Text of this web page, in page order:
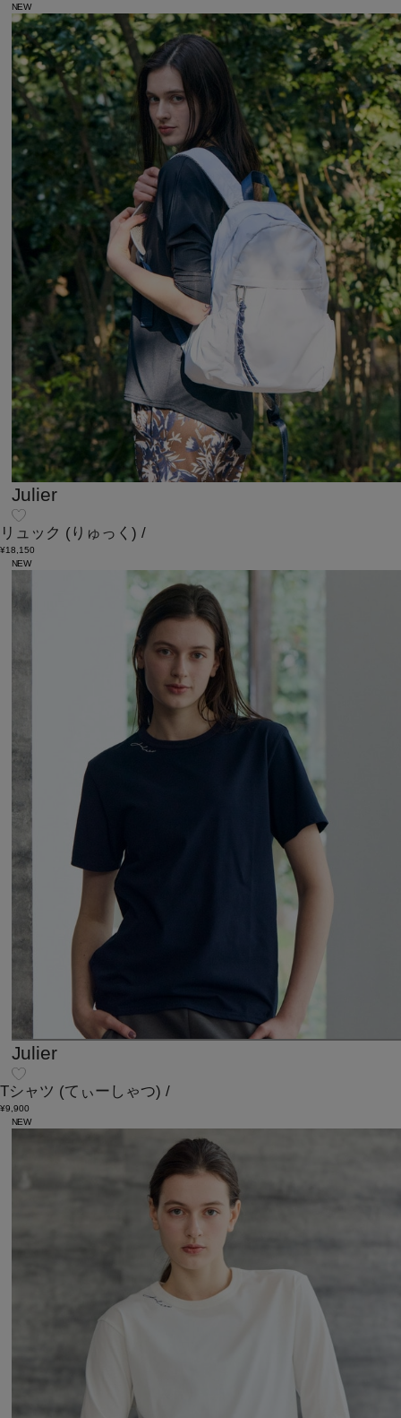
NEW
Julier
リュック (りゅっく) /
¥18,150
NEW
Julier
Tシャツ (てぃーしゃつ) /
¥9,900
NEW